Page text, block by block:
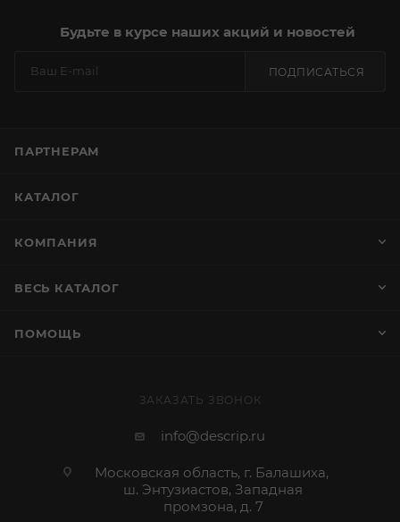
Будьте в курсе наших акций и новостей
ПОДПИСАТЬСЯ
ПАРТНЕРАМ
КАТАЛОГ
КОМПАНИЯ
ВЕСЬ КАТАЛОГ
ПОМОЩЬ
ЗАКАЗАТЬ ЗВОНОК
info@descrip.ru
Московская область, г. Балашиха,
ш. Энтузиастов, Западная
промзона, д. 7